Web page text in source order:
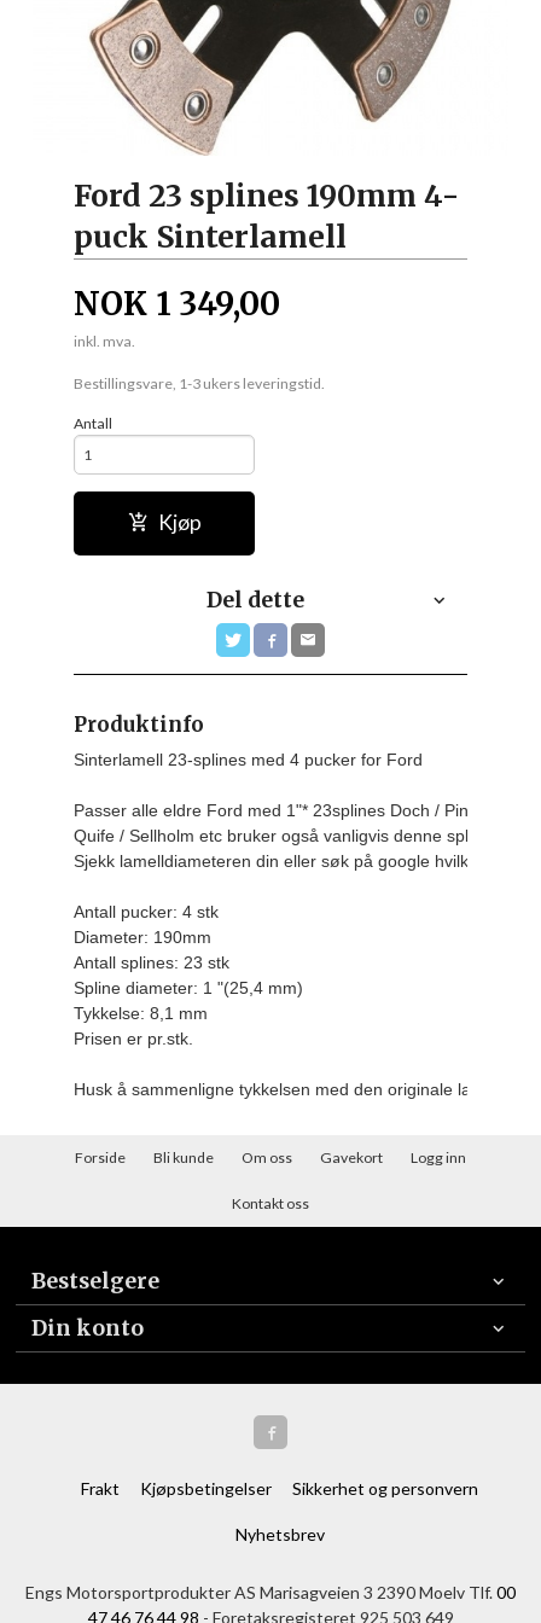
Ford 23 splines 190mm 4-
puck Sinterlamell
NOK 1 349,00
inkl. mva.
Bestillingsvare, 1-3 ukers leveringstid.
Antall
Kjøp
Del dette
Produktinfo
Sinterlamell 23-splines med 4 pucker for Ford
Passer alle eldre Ford med 1"* 23splines Doch / Pinto,
Quife / Sellholm etc bruker også vanligvis denne splines
Sjekk lamelldiameteren din eller søk på google hvilken
Antall pucker: 4 stk
Diameter: 190mm
Antall splines: 23 stk
Spline diameter: 1 "(25,4 mm)
Tykkelse: 8,1 mm
Prisen er pr.stk.
Husk å sammenligne tykkelsen med den originale lamellen
Forside Bli kunde Om oss Gavekort Logg inn
Kontakt oss
Bestselgere
Din konto
Frakt Kjøpsbetingelser Sikkerhet og personvern
Nyhetsbrev
Engs Motorsportprodukter AS Marisagveien 3 2390 Moelv Tlf.00
47 46 76 44 98 - Foretaksregisteret 925 503 649